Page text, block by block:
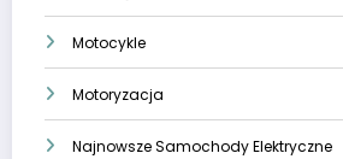
Motocykle
Motoryzacja
Najnowsze Samochody Elektryczne